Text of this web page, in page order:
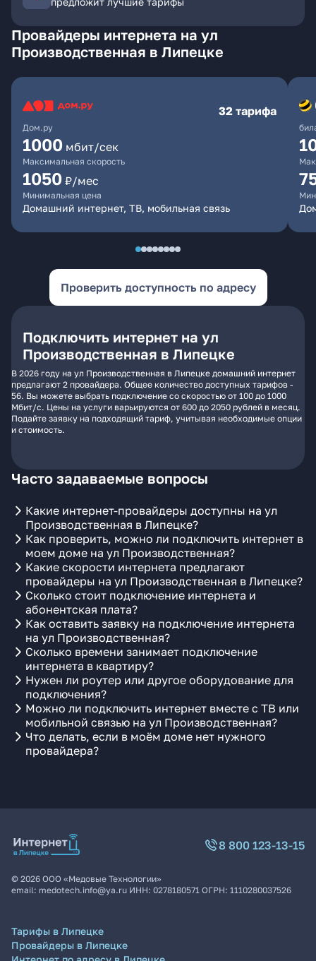
Провайдеры интернета на ул
Производственная в Липецке
Дом.ру
32 тарифа
1000 мбит/сек
Максимальная скорость
1050 ₽/мес
Минимальная цена
Домашний интернет, ТВ, мобильная связь
Проверить доступность по адресу
Подключить интернет на ул
Производственная в Липецке
В 2026 году на ул Производственная в Липецке домашний интернет
предлагают 2 провайдера. Общее количество доступных тарифов -
56. Вы можете выбрать подключение со скоростью от 100 до 1000
Мбит/с. Цены на услуги варьируются от 600 до 2050 рублей в месяц.
Подайте заявку на подходящий тариф, учитывая необходимые опции
и стоимость.
Часто задаваемые вопросы
Какие интернет-провайдеры доступны на ул
Производственная в Липецке?
Как проверить, можно ли подключить интернет в
моем доме на ул Производственная?
Какие скорости интернета предлагают
провайдеры на ул Производственная в Липецке?
Сколько стоит подключение интернета и
абонентская плата?
Как оставить заявку на подключение интернета
на ул Производственная?
Сколько времени занимает подключение
интернета в квартиру?
Нужен ли роутер или другое оборудование для
подключения?
Можно ли подключить интернет вместе с ТВ или
мобильной связью на ул Производственная?
Что делать, если в моём доме нет нужного
провайдера?
8 800 123-13-15
© 2026 ООО «Медовые Технологии»
email: medotech.info@ya.ru ИНН: 0278180571 ОГРН: 1110280037526
Тарифы в Липецке
Провайдеры в Липецке